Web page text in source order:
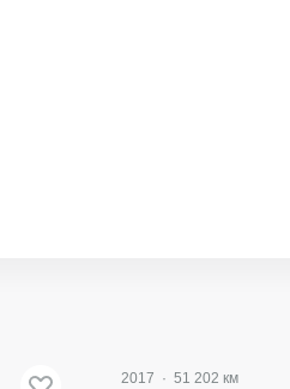
2017 · 51 202 км